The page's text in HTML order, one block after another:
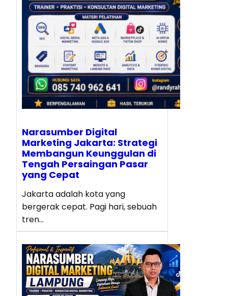
Narasumber Digital
Marketing Jakarta: Strategi
Membangun Keunggulan di
Tengah Persaingan Pasar
yang Cepat
Jakarta adalah kota yang
bergerak cepat. Pagi hari, sebuah
tren…